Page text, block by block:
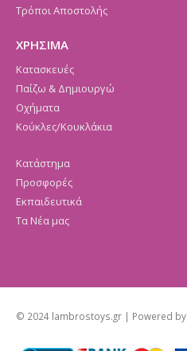
Τρόποι Αποστολής
ΧΡΗΣΙΜΑ
Κατασκευές
Παίζω & Δημιουργώ
Οχήματα
Κούκλες/Κουκλάκια
Κατάστημα
Προσφορές
Εκπαιδευτικά
Τα Νέα μας
© 2024 lambrostoys.gr | Powered by